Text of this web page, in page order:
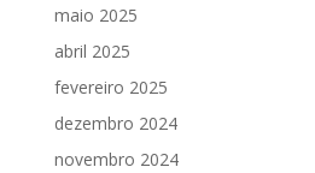
maio 2025
abril 2025
fevereiro 2025
dezembro 2024
novembro 2024